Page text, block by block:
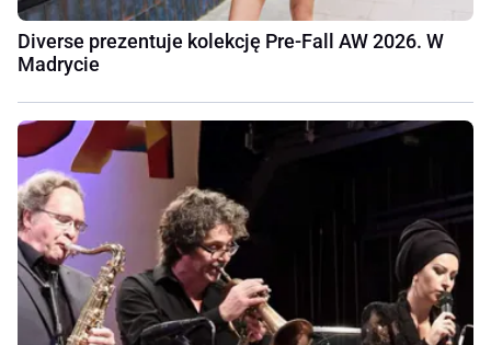
Diverse prezentuje kolekcję Pre-Fall AW 2026. W
Madrycie